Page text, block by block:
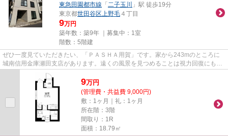
東急田園都市線 「二子玉川
」駅 徒歩19分
東京都世田谷区 上野毛 ４丁目
9万円
築年数：築9年 ｜募集中： 1室
階数：5階建
ぜひ一度見ていただきたい、「ＰＡＳＨＡ用賀」です。家から243mのところに
城南信用金庫瀬田支店があります。遠くの風景を見つめることは視力回復にも繋
がりますので健康的になれます...
9万円
(管理費・共益費 9,000円)
敷：1ヶ月｜礼：1ヶ月
所在階：3階
間取り：1R
面積：18.79㎡